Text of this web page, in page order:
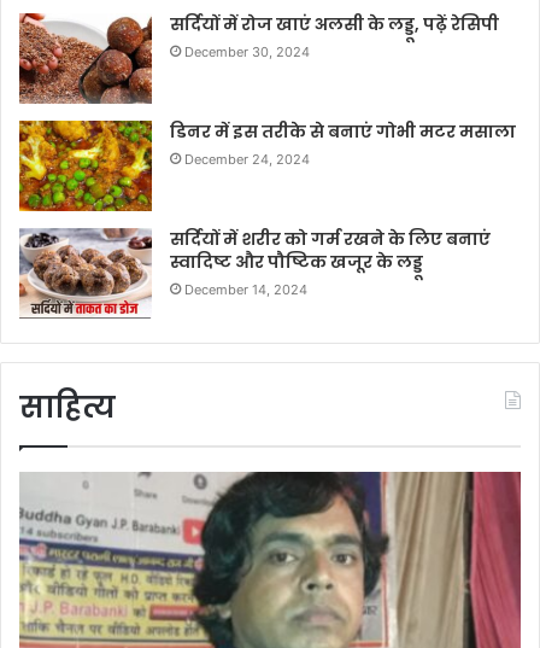
सर्दियों में रोज खाएं अलसी के लड्डू, पढ़ें रेसिपी
December 30, 2024
डिनर में इस तरीके से बनाएं गोभी मटर मसाला
December 24, 2024
सर्दियों में शरीर को गर्म रखने के लिए बनाएं
स्वादिष्ट और पौष्टिक खजूर के लड्डू
December 14, 2024
साहित्य